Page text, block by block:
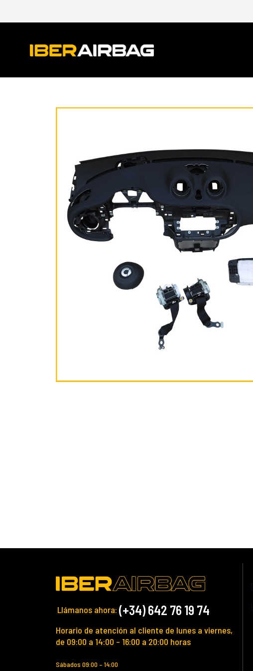
Llámanos ahora: (+34) 642 76 19 74
Horario de atención al cliente de lunes a viernes,
de 09:00 a 14:00 – 16:00 a 20:00 horas
Sábados 09:00 – 14:00